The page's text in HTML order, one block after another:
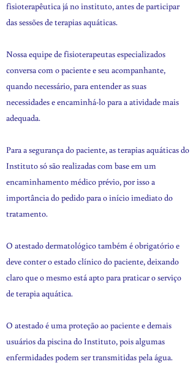
fisioterapêutica já no instituto, antes de participar
das sessões de terapias aquáticas.
Nossa equipe de fisioterapeutas especializados
conversa com o paciente e seu acompanhante,
quando necessário, para entender as suas
necessidades e encaminhá-lo para a atividade mais
adequada.
Para a segurança do paciente, as terapias aquáticas do
Instituto só são realizadas com base em um
encaminhamento médico prévio, por isso a
importância do pedido para o início imediato do
tratamento.
O atestado dermatológico também é obrigatório e
deve conter o estado clínico do paciente, deixando
claro que o mesmo está apto para praticar o serviço
de terapia aquática.
O atestado é uma proteção ao paciente e demais
usuários da piscina do Instituto, pois algumas
enfermidades podem ser transmitidas pela água.